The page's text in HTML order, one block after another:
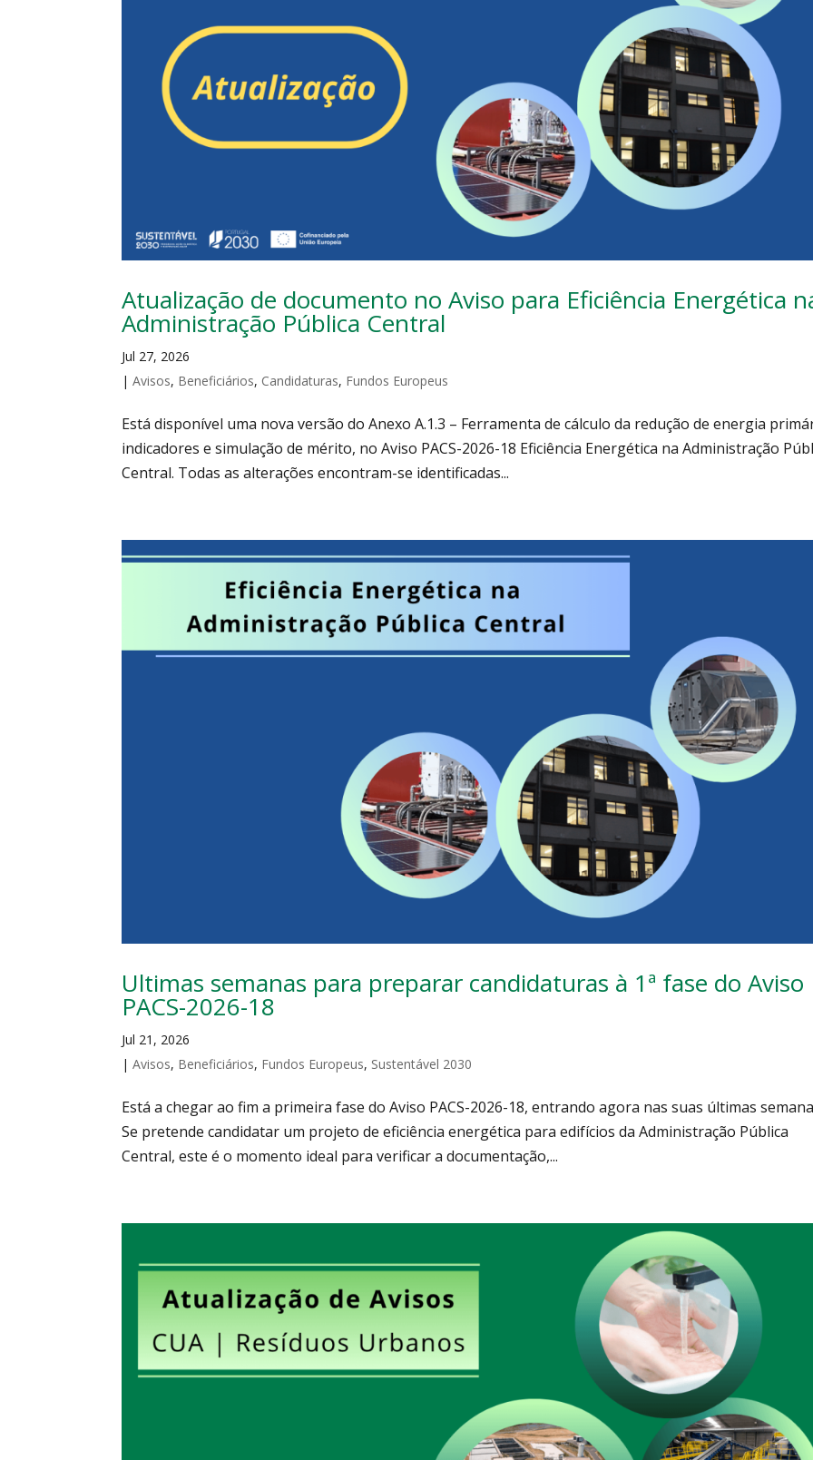
Atualização de documento no Aviso para Eficiência Energética
Administração Pública Central
Jul 27, 2026
|Avisos, Beneficiários, Candidaturas, Fundos Europeus
Está disponível uma nova versão do Anexo A.1.3 – Ferramenta de cálculo da redução de energia
indicadores e simulação de mérito, no Aviso PACS-2026-18 Eficiência Energética na Administração
Central. Todas as alterações encontram-se identificadas...
Ultimas semanas para preparar candidaturas à 1ª fase do Aviso
PACS-2026-18
Jul 21, 2026
|Avisos, Beneficiários, Fundos Europeus, Sustentável 2030
Está a chegar ao fim a primeira fase do Aviso PACS-2026-18, entrando agora nas suas últimas
Se pretende candidatar um projeto de eficiência energética para edifícios da Administração Pública
Central, este é o momento ideal para verificar a documentação,...